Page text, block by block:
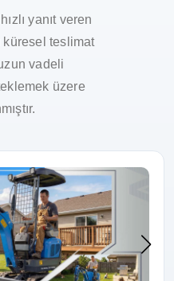
yanıt veren
küresel teslimat
vadeli
üzere